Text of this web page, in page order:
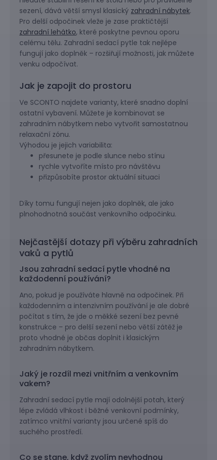
sezení, dává větší smysl klasický zahradní nábytek.
Pro delší odpočinek vleže je zase praktičtější
zahradní lehátko, které poskytne pevnou oporu
celému tělu. Zahradní sedací pytle tak nejlépe
fungují jako doplněk – rozšiřují možnosti, jak můžete
venku odpočívat.
Jak je zapojit do prostoru
Ve SCONTO najdete varianty, které snadno doplní
ostatní vybavení. Můžete je kombinovat se
zahradním nábytkem nebo vytvořit samostatnou
relaxační zónu.
Výhodou je jejich variabilita:
přesunete je podle slunce nebo stínu
rychle vytvoříte místo pro návštěvu
přizpůsobíte prostor aktuální situaci
Díky tomu fungují nejen jako doplněk, ale jako
plnohodnotná součást venkovního odpočinku.
Nejčastější dotazy při výběru zahradních
vaků a pytlů
Jsou zahradní sedací pytle vhodné na
každodenní používání?
Ano, pokud je používáte hlavně na odpočinek. Při
každodenním a intenzivním používání je ale dobré
počítat s tím, že jde o měkké sezení bez pevné
konstrukce – pro delší sezení nebo větší zátěž je
proto vhodné je občas doplnit i klasickým
zahradním nábytkem.
Jaký je rozdíl mezi vnitřním a venkovním
vakem?
Zahradní sedací pytle mají odolnější potah, který
lépe zvládá vlhkost i běžné venkovní podmínky,
zatímco vnitřní varianty jsou určené spíš do
suchého prostředí.
Co se stane, když zvolím nevhodnou